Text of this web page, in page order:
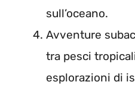
sull’oceano.
Avventure
tra pesci
esplorazioni di